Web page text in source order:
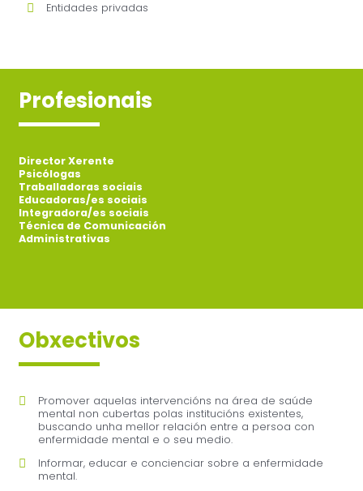
Entidades privadas
Profesionais
Director Xerente
Psicólogas
Traballadoras sociais
Educadoras/es sociais
Integradora/es sociais
Técnica de Comunicación
Administrativas
Obxectivos
Promover aquelas intervencións na área de saúde
mental non cubertas polas institucións existentes,
buscando unha mellor relación entre a persoa con
enfermidade mental e o seu medio.
Informar, educar e concienciar sobre a enfermidade
mental.